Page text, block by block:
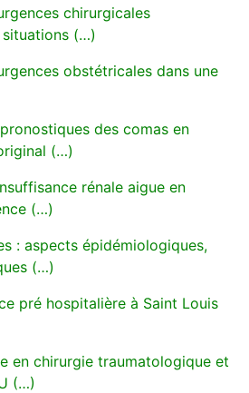
chirurgicales
(…)
obstétricales dans une
des comas en
original (…)
rénale aigue en
(…)
: aspects épidémiologiques,
(…)
pré hospitalière à Saint Louis
en chirurgie traumatologique et
(…)